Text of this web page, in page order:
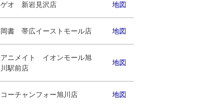
ゲオ 新岩見沢店 地図
岡書 帯広イーストモール店 地図
アニメイト イオンモール旭
川駅前店
地図
コーチャンフォー旭川店 地図